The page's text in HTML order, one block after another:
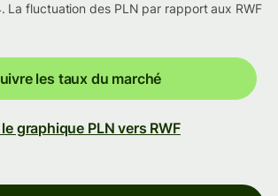
fluctuation des PLN par rapport aux RWF
les taux du marché
graphique PLN vers RWF